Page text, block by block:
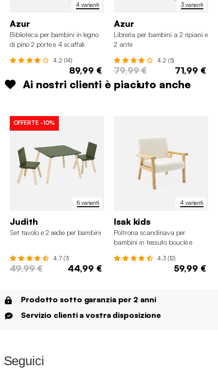
4 varianti
Azur
Biblioteca per bambini in legno
di pino 2 porte e 4 scaffali
4.2 (14)
89,99 €
3 varianti
Azur
Libreria per bambini a 2 ripiani e
2 ante
4.2 (5)
79,99 € 71,99 €
Ai nostri clienti è piaciuto anche
6 varianti
OFFERTE -10%
Judith
Set tavolo e 2 sedie per bambini
4.7 (7)
49,99 € 44,99 €
4 varianti
Isak kids
Poltrona scandinava per
bambini in tessuto bouclé e
4.3 (12)
59,99 €
Prodotto sotto garanzia per 2 anni
Servizio clienti a vostra disposizione
Seguici